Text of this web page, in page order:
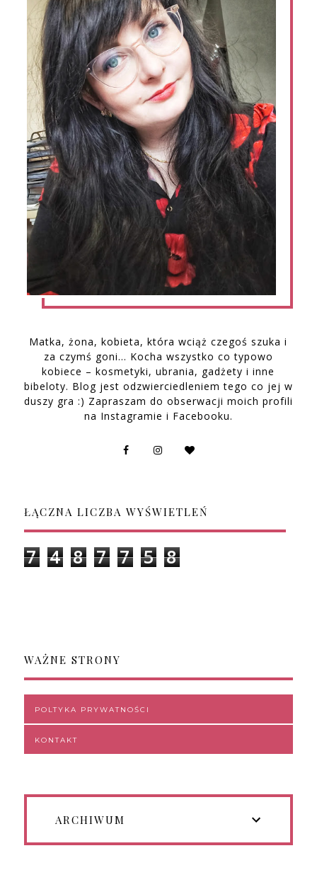
Matka, żona, kobieta, która wciąż czegoś szuka i
za czymś goni… Kocha wszystko co typowo
kobiece – kosmetyki, ubrania, gadżety i inne
bibeloty. Blog jest odzwierciedleniem tego co jej w
duszy gra :) Zapraszam do obserwacji moich profili
na Instagramie i Facebooku.
ŁĄCZNA LICZBA WYŚWIETLEŃ
7 4 8 7 7 5 8
WAŻNE STRONY
POLTYKA PRYWATNOŚCI
KONTAKT
ARCHIWUM